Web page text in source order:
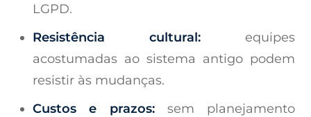
LGPD.
Resistência cultural: equipes
acostumadas ao sistema antigo podem
resistir às mudanças.
Custos e prazos:sem planejamento